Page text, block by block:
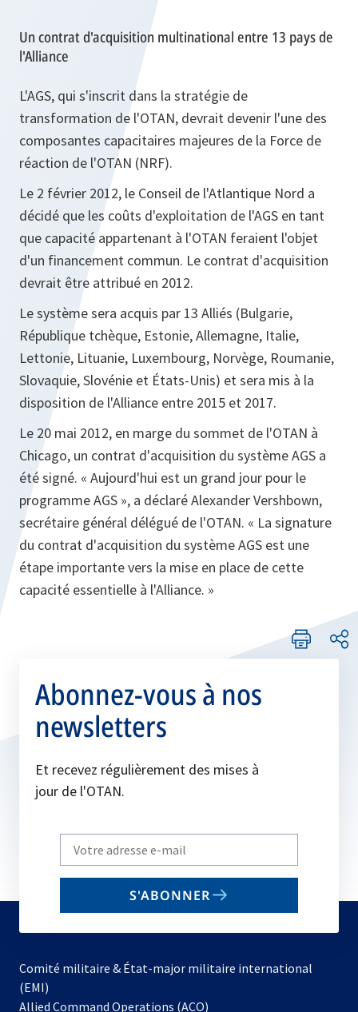
Un contrat d'acquisition multinational entre 13 pays de
l'Alliance
L'AGS, qui s'inscrit dans la stratégie de
transformation de l'OTAN, devrait devenir l'une des
composantes capacitaires majeures de la Force de
réaction de l'OTAN (NRF).
Le 2 février 2012, le Conseil de l'Atlantique Nord a
décidé que les coûts d'exploitation de l'AGS en tant
que capacité appartenant à l'OTAN feraient l'objet
d'un financement commun. Le contrat d'acquisition
devrait être attribué en 2012.
Le système sera acquis par 13 Alliés (Bulgarie,
République tchèque, Estonie, Allemagne, Italie,
Lettonie, Lituanie, Luxembourg, Norvège, Roumanie,
Slovaquie, Slovénie et États-Unis) et sera mis à la
disposition de l'Alliance entre 2015 et 2017.
Le 20 mai 2012, en marge du sommet de l'OTAN à
Chicago, un contrat d'acquisition du système AGS a
été signé. « Aujourd'hui est un grand jour pour le
programme AGS », a déclaré Alexander Vershbown,
secrétaire général délégué de l'OTAN. « La signature
du contrat d'acquisition du système AGS est une
étape importante vers la mise en place de cette
capacité essentielle à l'Alliance. »
Abonnez-vous à nos
newsletters
Et recevez régulièrement des mises à
jour de l'OTAN.
Write
your
email
S'ABONNER
Comité militaire & État-major militaire international
(EMI)
Allied Command Operations (ACO)